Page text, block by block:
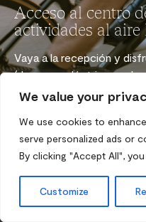
We value your
We use cookies to
serve personalized ads or
By clicking "Accept All",
Customize
Acceso al centro
actividades al aire
Vaya a la recepción y
(de grava, eléctricas o de
Bienestar y
Todos juntos inspirando y